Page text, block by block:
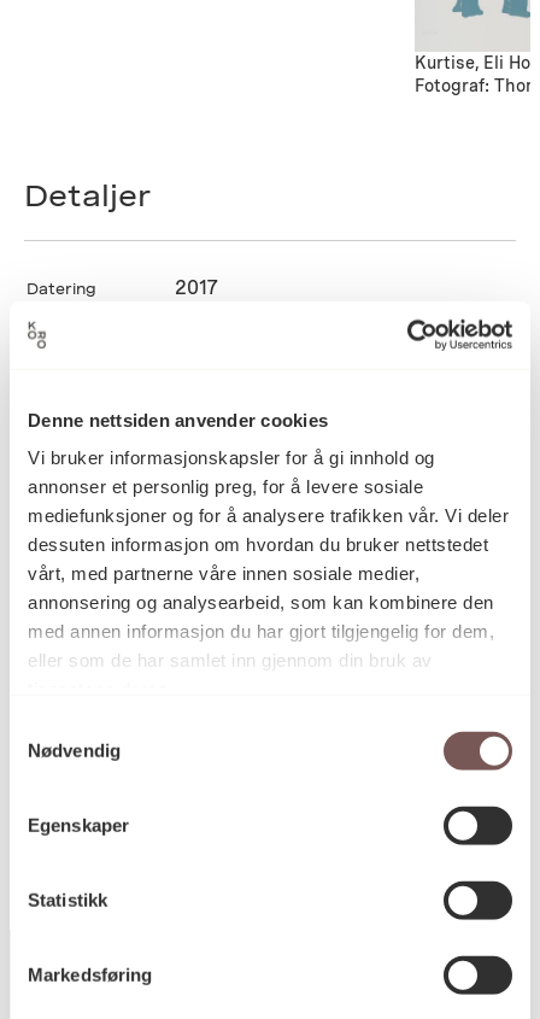
Denne nettsiden anvender cookies
Vi bruker informasjonskapsler for å gi innhold og
annonser et personlig preg, for å levere sosiale
mediefunksjoner og for å analysere trafikken vår. Vi deler
dessuten informasjon om hvordan du bruker nettstedet
vårt, med partnerne våre innen sosiale medier,
annonsering og analysearbeid, som kan kombinere den
med annen informasjon du har gjort tilgjengelig for dem,
eller som de har samlet inn gjennom din bruk av
Nødvendig
Egenskaper
Statistikk
Markedsføring
Kurtise, Eli
Fotograf:
Detaljer
Datering 2017
Kategori Grafikk
Teknikk og
materiale
Tresnitt